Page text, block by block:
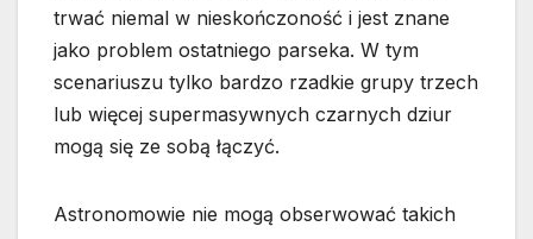
trwać niemal w nieskończoność i jest znane
jako problem ostatniego parseka. W tym
scenariuszu tylko bardzo rzadkie grupy trzech
lub więcej supermasywnych czarnych dziur
mogą się ze sobą łączyć.
Astronomowie nie mogą obserwować takich